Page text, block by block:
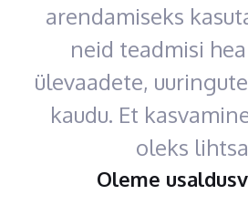
arendamiseks
neid teadmisi
ülevaadete,
kaudu. Et
oleks
Oleme